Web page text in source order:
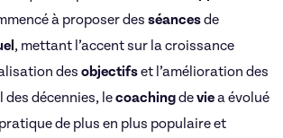
à proposer des séancesde
, mettant l’accent sur la croissance
des objectifset l’amélioration des
décennies, lecoachingdeviea évolué
de plus en plus populaire et